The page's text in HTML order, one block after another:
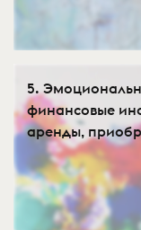
5.
финансовые
аренды,